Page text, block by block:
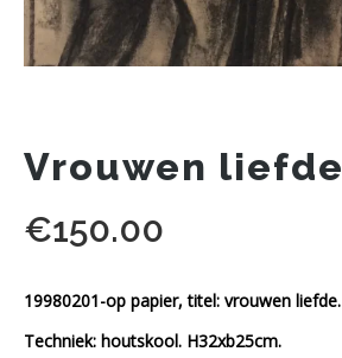
Vrouwen liefde
€150.00
19980201-op papier, titel: vrouwen liefde.
Techniek: houtskool. H32xb25cm.